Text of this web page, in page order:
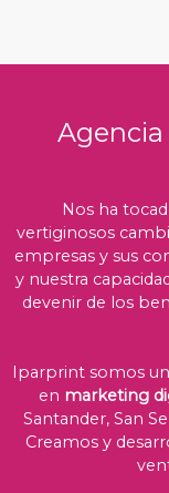
Nos ha
vertiginosos
empresas y sus
y nuestra
devenir de los
Iparprint somos
en marketing
Santander, San
Creamos y